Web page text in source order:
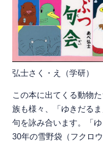
弘士さく・え（学研）
この本に出てくる動物
族も様々、「ゆきだる
句を詠み合います。「
30年の雪野袋（フクロ